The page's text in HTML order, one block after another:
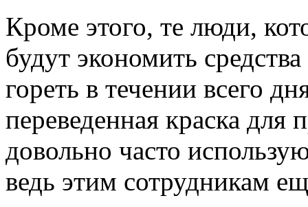
Кроме этого, те люди,
будут экономить
гореть в течении всего
переведенная краска для
довольно часто
ведь этим сотрудникам